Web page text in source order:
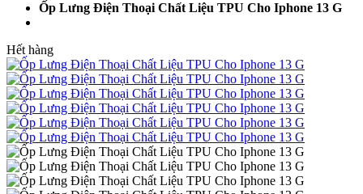
Ốp Lưng Điện Thoại Chất Liệu TPU Cho Iphone 13 G
Hết hàng